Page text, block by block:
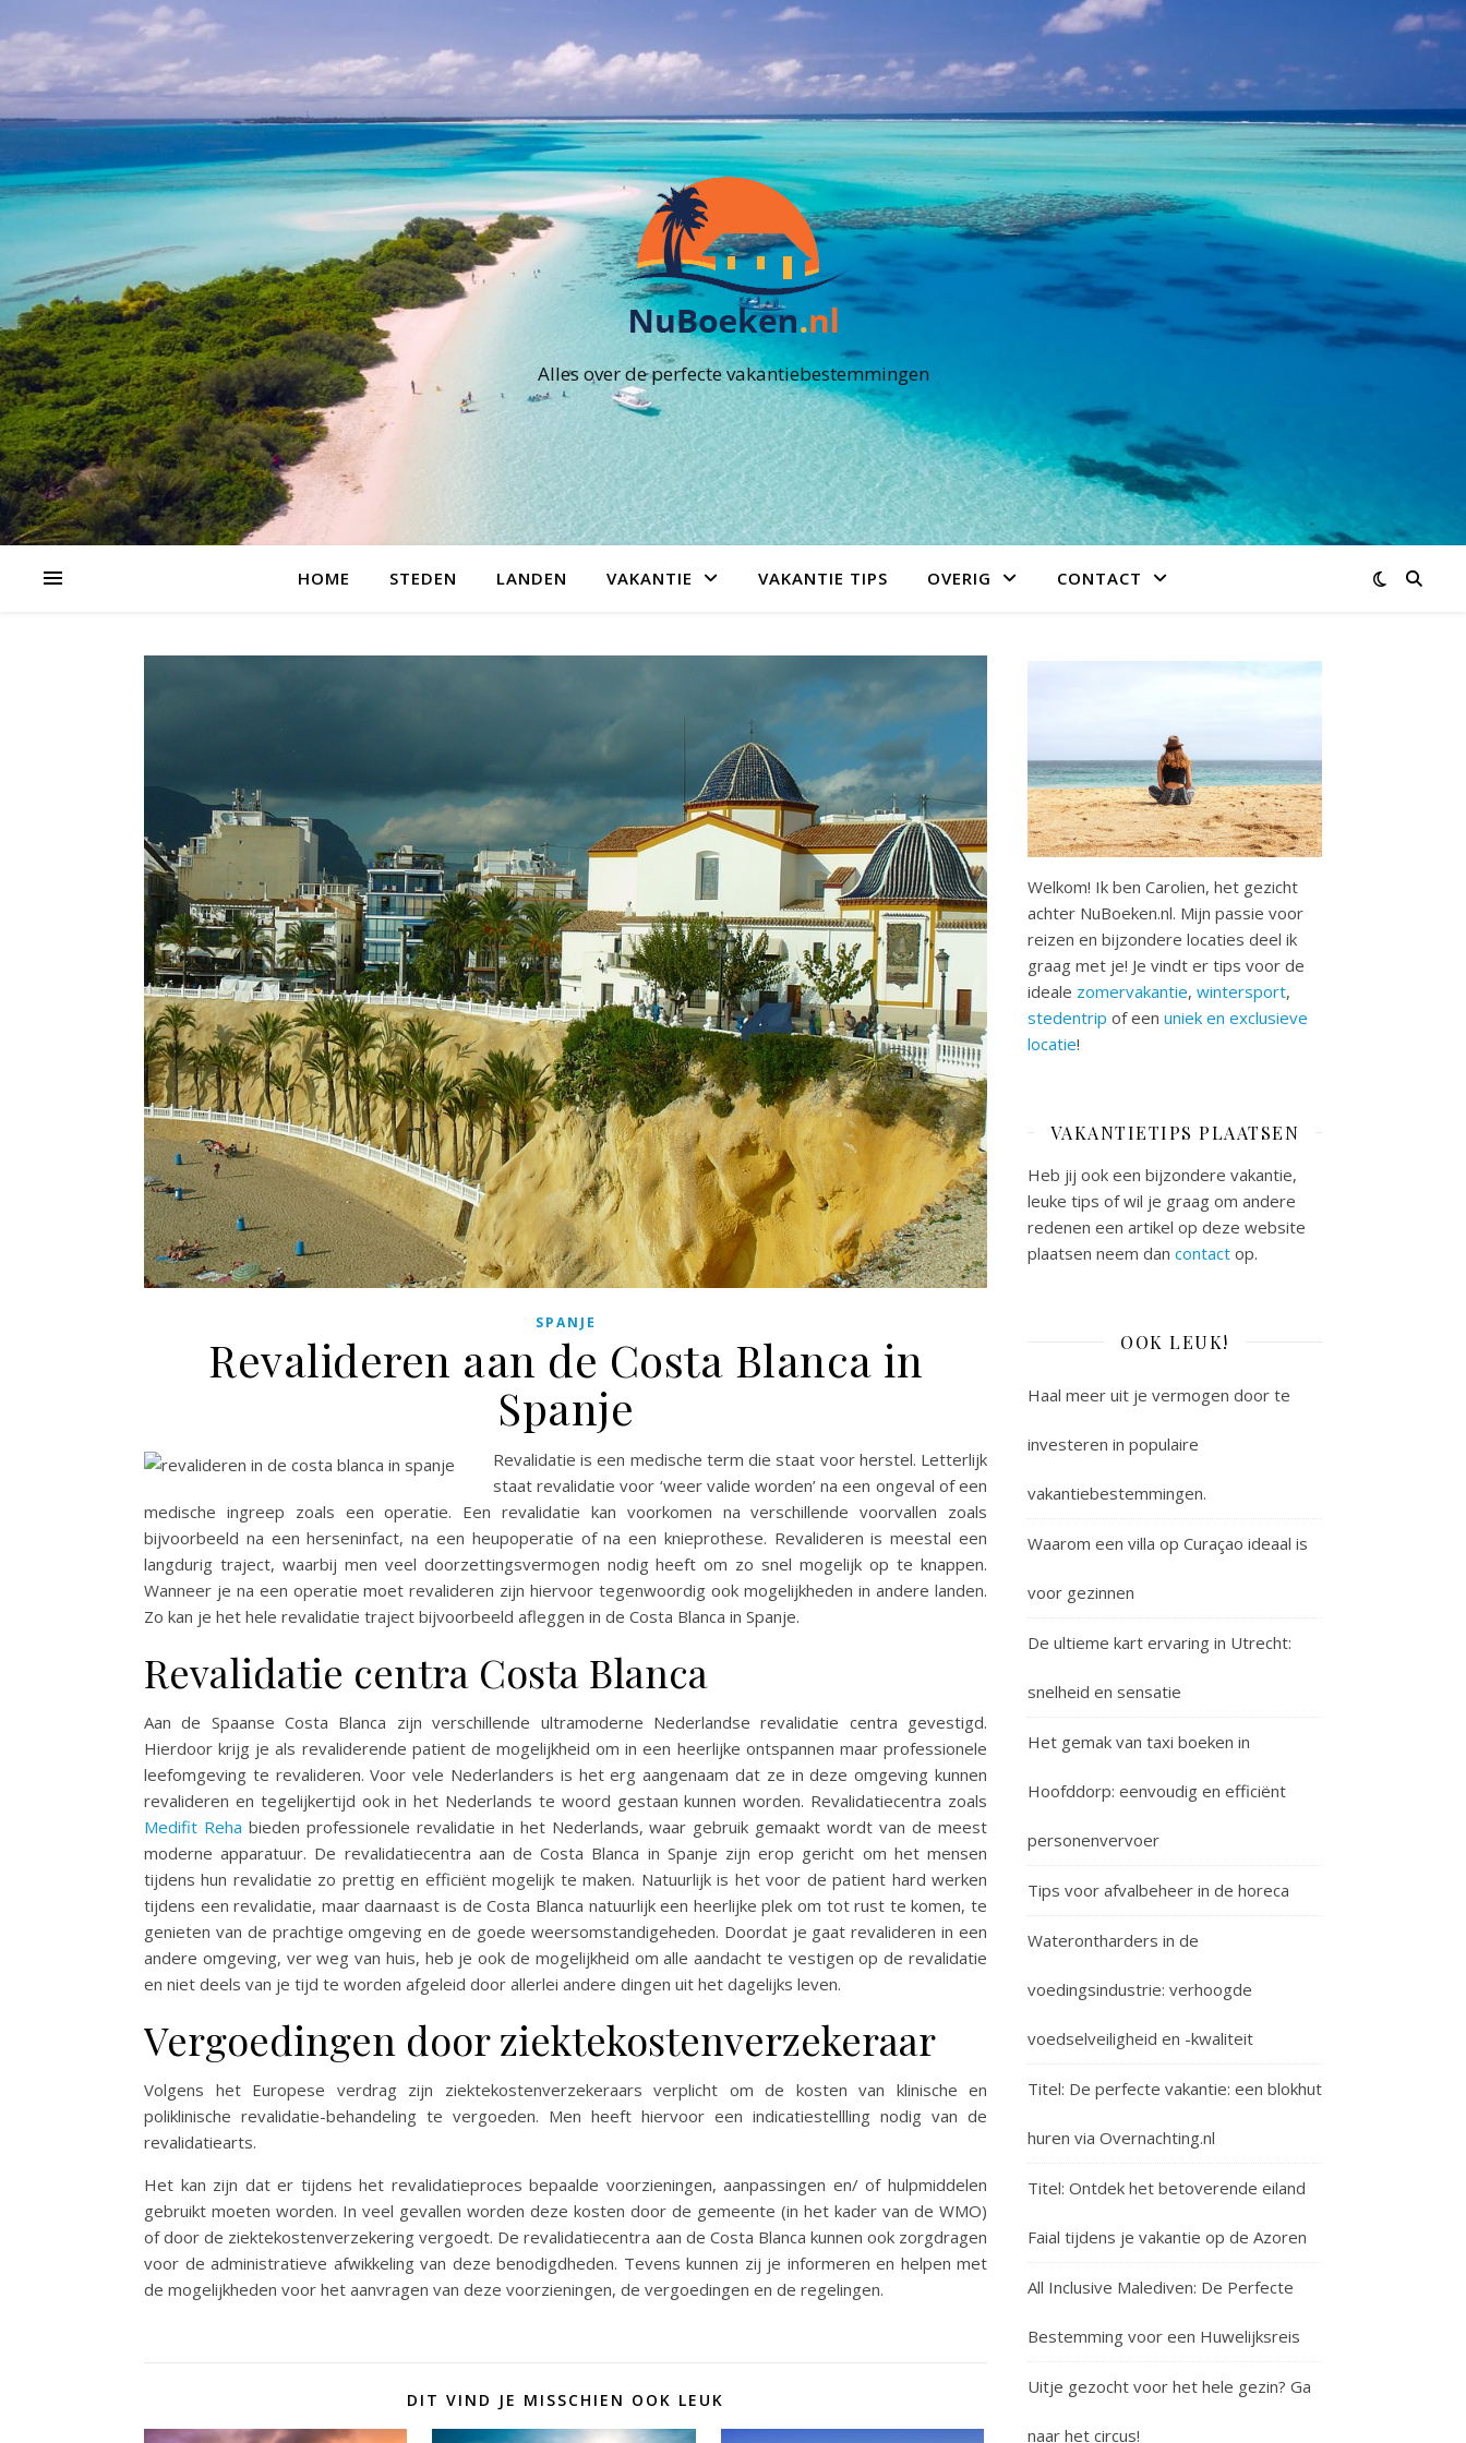
Alles over de perfecte vakantiebestemmingen
HOME STEDEN LANDEN VAKANTIE VAKANTIE TIPS OVERIG CONTACT
SPANJE
Revalideren aan de Costa Blanca in
Spanje
Revalidatie is een medische term die staat voor herstel. Letterlijk
staat revalidatie voor ‘weer valide worden’ na een ongeval of een
medische ingreep zoals een operatie. Een revalidatie kan voorkomen na verschillende voorvallen zoals
bijvoorbeeld na een herseninfact, na een heupoperatie of na een knieprothese. Revalideren is meestal een
langdurig traject, waarbij men veel doorzettingsvermogen nodig heeft om zo snel mogelijk op te knappen.
Wanneer je na een operatie moet revalideren zijn hiervoor tegenwoordig ook mogelijkheden in andere landen.
Zo kan je het hele revalidatie traject bijvoorbeeld afleggen in de Costa Blanca in Spanje.
Revalidatie centra Costa Blanca
Aan de Spaanse Costa Blanca zijn verschillende ultramoderne Nederlandse revalidatie centra gevestigd.
Hierdoor krijg je als revaliderende patient de mogelijkheid om in een heerlijke ontspannen maar professionele
leefomgeving te revalideren. Voor vele Nederlanders is het erg aangenaam dat ze in deze omgeving kunnen
revalideren en tegelijkertijd ook in het Nederlands te woord gestaan kunnen worden. Revalidatiecentra zoals
Medifit Reha bieden professionele revalidatie in het Nederlands, waar gebruik gemaakt wordt van de meest
moderne apparatuur. De revalidatiecentra aan de Costa Blanca in Spanje zijn erop gericht om het mensen
tijdens hun revalidatie zo prettig en efficiënt mogelijk te maken. Natuurlijk is het voor de patient hard werken
tijdens een revalidatie, maar daarnaast is de Costa Blanca natuurlijk een heerlijke plek om tot rust te komen, te
genieten van de prachtige omgeving en de goede weersomstandigeheden. Doordat je gaat revalideren in een
andere omgeving, ver weg van huis, heb je ook de mogelijkheid om alle aandacht te vestigen op de revalidatie
en niet deels van je tijd te worden afgeleid door allerlei andere dingen uit het dagelijks leven.
Vergoedingen door ziektekostenverzekeraar
Volgens het Europese verdrag zijn ziektekostenverzekeraars verplicht om de kosten van klinische en
poliklinische revalidatie-behandeling te vergoeden. Men heeft hiervoor een indicatiestellling nodig van de
revalidatiearts.
Het kan zijn dat er tijdens het revalidatieproces bepaalde voorzieningen, aanpassingen en/ of hulpmiddelen
gebruikt moeten worden. In veel gevallen worden deze kosten door de gemeente (in het kader van de WMO)
of door de ziektekostenverzekering vergoedt. De revalidatiecentra aan de Costa Blanca kunnen ook zorgdragen
voor de administratieve afwikkeling van deze benodigdheden. Tevens kunnen zij je informeren en helpen met
de mogelijkheden voor het aanvragen van deze voorzieningen, de vergoedingen en de regelingen.
DIT VIND JE MISSCHIEN OOK LEUK
Welkom! Ik ben Carolien, het gezicht
achter NuBoeken.nl. Mijn passie voor
reizen en bijzondere locaties deel ik
graag met je! Je vindt er tips voor de
ideale zomervakantie, wintersport,
stedentrip of een uniek en exclusieve
locatie!
VAKANTIETIPS PLAATSEN
Heb jij ook een bijzondere vakantie,
leuke tips of wil je graag om andere
redenen een artikel op deze website
plaatsen neem dan contact op.
OOK LEUK!
Haal meer uit je vermogen door te
investeren in populaire
vakantiebestemmingen.
Waarom een villa op Curaçao ideaal is
voor gezinnen
De ultieme kart ervaring in Utrecht:
snelheid en sensatie
Het gemak van taxi boeken in
Hoofddorp: eenvoudig en efficiënt
personenvervoer
Tips voor afvalbeheer in de horeca
Waterontharders in de
voedingsindustrie: verhoogde
voedselveiligheid en -kwaliteit
Titel: De perfecte vakantie: een blokhut
huren via Overnachting.nl
Titel: Ontdek het betoverende eiland
Faial tijdens je vakantie op de Azoren
All Inclusive Malediven: De Perfecte
Bestemming voor een Huwelijksreis
Uitje gezocht voor het hele gezin? Ga
naar het circus!